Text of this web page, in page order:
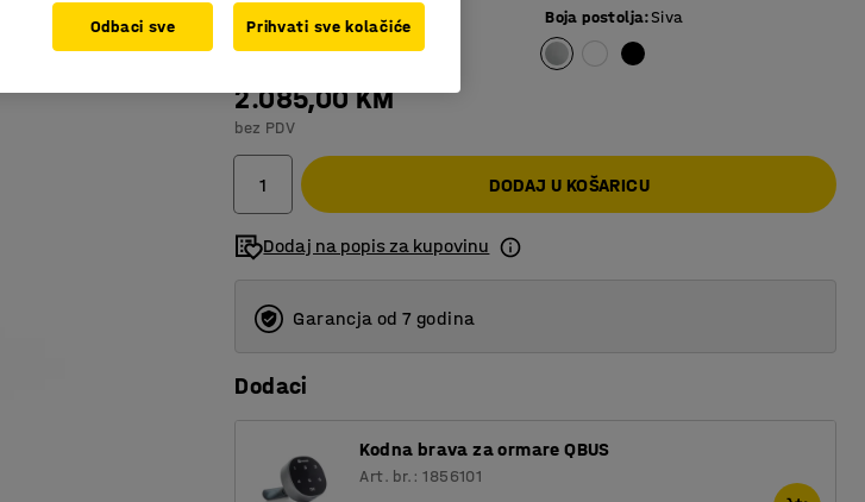
Boja: Breza Boja postolja:Siva
2.085,00 KM
bez PDV
DODAJ U KOŠARICU
Dodaj na popis za kupovinu
Garancja od 7 godina
Dodaci
Kodna brava za ormare QBUS
Art. br.: 1856101
Odbaci sve Prihvati sve kolačiće